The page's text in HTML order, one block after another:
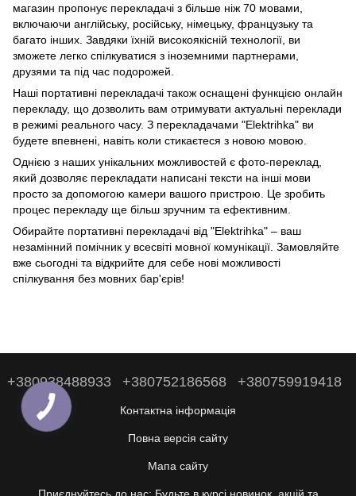
магазин пропонує перекладачі з більше ніж 70 мовами,
включаючи англійську, російську, німецьку, французьку та
багато інших. Завдяки їхній високоякісній технології, ви
зможете легко спілкуватися з іноземними партнерами,
друзями та під час подорожей.
Наші портативні перекладачі також оснащені функцією онлайн
перекладу, що дозволить вам отримувати актуальні переклади
в режимі реального часу. З перекладачами "Elektrihka" ви
будете впевнені, навіть коли стикаєтеся з новою мовою.
Однією з наших унікальних можливостей є фото-переклад,
який дозволяє перекладати написані тексти на інші мови
просто за допомогою камери вашого пристрою. Це зробить
процес перекладу ще більш зручним та ефективним.
Обирайте портативні перекладачі від "Elektrihka" – ваш
незамінний помічник у всесвіті мовної комунікації. Замовляйте
вже сьогодні та відкрийте для себе нові можливості
спілкування без мовних бар'єрів!
+380938488933 +380752186568 +380759919418
Контактна інформація
Повна версія сайту
Мапа сайту
Приєднуйтесь до нас: Будьте в курсі новинок, акцій та